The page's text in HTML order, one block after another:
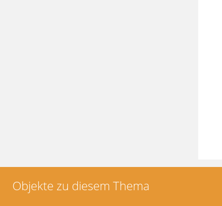
Objekte zu diesem Thema